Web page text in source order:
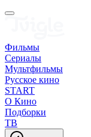
Фильмы
Сериалы
Мультфильмы
Русское кино
START
О Кино
Подборки
ТВ